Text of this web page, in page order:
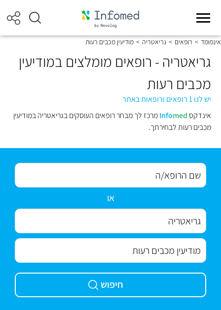
אינפומד > רופאים > גריאטריה > מודיעין מכבים רעות
גריאטריה - רופאים מומלצים במודיעין
מכבים רעות
יש לנו 1 רופאים ורופאות באתר
אינדקס
Infomed
מרכז לך מבחר רופאים העוסקים בגריאטריה במודיעין
מכבים רעות לבחירתך.
או
חיפוש